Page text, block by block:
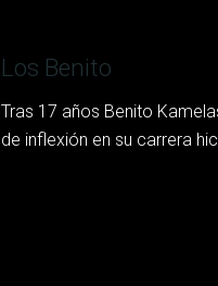
Los Benito
Tras 17 años Benito
de inflexión en su carrera